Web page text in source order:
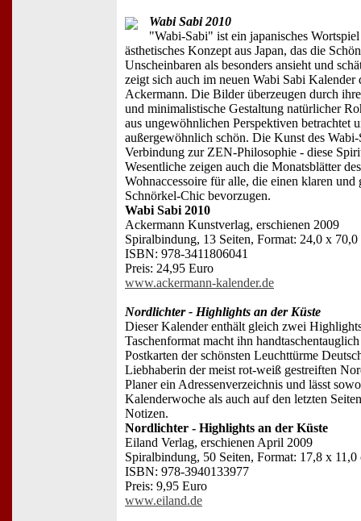
Wabi Sabi 2010
"Wabi-Sabi" ist ein japanisches
ästhetisches Konzept aus Japan, das die
Unscheinbaren als besonders ansieht und
zeigt sich auch im neuen Wabi Sabi Kalender
Ackermann. Die Bilder überzeugen durch
und minimalistische Gestaltung natürlicher
aus ungewöhnlichen Perspektiven betrachtet
außergewöhnlich schön. Die Kunst des Wabi-
Verbindung zur ZEN-Philosophie - diese
Wesentliche zeigen auch die Monatsblätter
Wohnaccessoire für alle, die einen klaren
Schnörkel-Chic bevorzugen.
Wabi Sabi 2010
Ackermann Kunstverlag, erschienen 2009
Spiralbindung, 13 Seiten, Format: 24,0 x 70,0
ISBN: 978-3411806041
Preis: 24,95 Euro
www.ackermann-kalender.de
Nordlichter - Highlights an der Küste
Dieser Kalender enthält gleich zwei
Taschenformat macht ihn
Postkarten der schönsten Leuchttürme
Liebhaberin der meist rot-weiß gestreiften
Planer ein Adressenverzeichnis und lässt
Kalenderwoche als auch auf den letzten
Notizen.
Nordlichter - Highlights an der Küste
Eiland Verlag, erschienen April 2009
Spiralbindung, 50 Seiten, Format: 17,8 x 11,0
ISBN: 978-3940133977
Preis: 9,95 Euro
www.eiland.de